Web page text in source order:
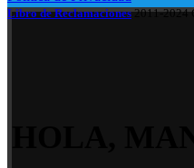
Libro de Reclamaciones 2011-2024